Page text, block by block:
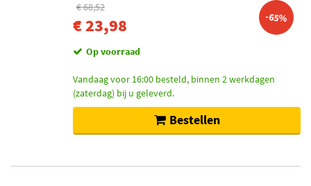
€ 68,52
€ 23,98 -65%
Op voorraad
Vandaag voor 16:00 besteld, binnen 2 werkdagen
(zaterdag) bij u geleverd.
Bestellen